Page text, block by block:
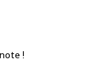
!